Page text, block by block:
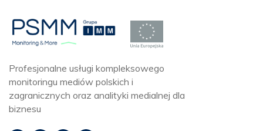
Profesjonalne usługi kompleksowego
monitoringu mediów polskich i
zagranicznych oraz analityki medialnej dla
biznesu